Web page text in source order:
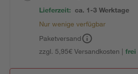
Lieferzeit: ca. 1-3 Werktage
Nur wenige verfügbar
Paketversand
zzgl. 5,95€ Versandkosten | frei